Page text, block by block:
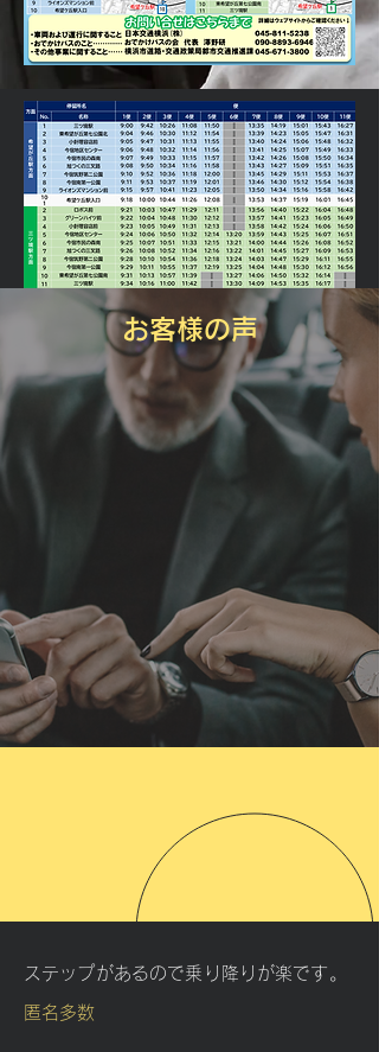
お客様の声
ステップがあるので乗り降りが楽です。
匿名多数